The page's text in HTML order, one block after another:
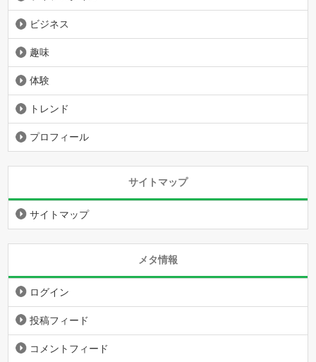
ビジネス
趣味
体験
トレンド
プロフィール
サイトマップ
サイトマップ
メタ情報
ログイン
投稿フィード
コメントフィード